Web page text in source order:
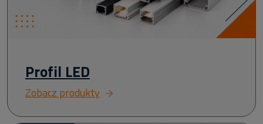
Profil LED
Zobacz produkty